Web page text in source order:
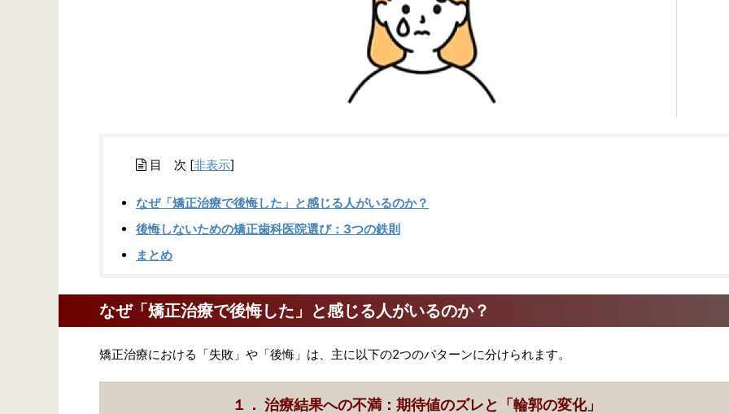
目 次 [非表示]
なぜ「矯正治療で後悔した」と感じる人がいるのか？
後悔しないための矯正歯科医院選び：3つの鉄則
まとめ
なぜ「矯正治療で後悔した」と感じる人がいるのか？
矯正治療における「失敗」や「後悔」は、主に以下の2つのパターンに分けられます。
１． 治療結果への不満：期待値のズレと「輪郭の変化」